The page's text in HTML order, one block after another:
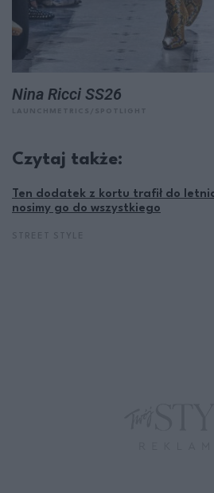
Nina Ricci SS26
Czytaj także:
Ten dodatek z kortu trafił do
nosimy go do wszystkiego